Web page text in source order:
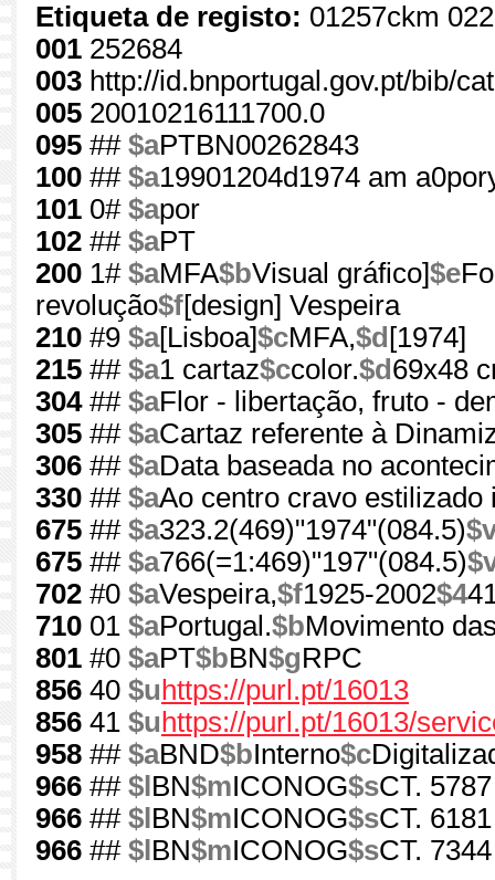
Etiqueta de registo: 01257ckm
001 252684
003 http://id.bnportugal.gov.pt/bib/
005 20010216111700.0
095 ## $aPTBN00262843
100 ## $a19901204d1974 am
101 0# $apor
102 ## $aPT
200 1# $aMFA$bVisual gráfico]$e
revolução$f[design] Vespeira
210 #9 $a[Lisboa]$cMFA,$d [1974]
215 ## $a1 cartaz$ccolor.$d 69x48
304## $aFlor - libertação, fruto -
305 ## $aCartaz referente à
306 ## $aData baseada no
330 ## $aAo centro cravo
675 ## $a323.2(469)"1974"(084.5)
675 ## $a766(=1:469)"197"(084.5)
702 #0 $aVespeira,$f1925-2002$4
710 01 $aPortugal.$bMovimento
801 #0 $aPT$bBN$gRPC
856 40 $u https://purl.pt/16013
856 41 $u https://purl.pt/16013/
958 ## $aBND$bInterno$c
966 ## $l BN$mICONOG$sCT.
966 ## $l BN$mICONOG$sCT.
966 ## $l BN$mICONOG$sCT.